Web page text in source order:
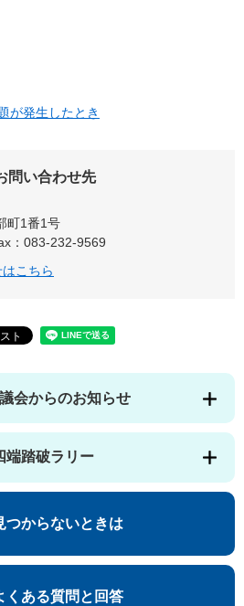
が発生したとき
問い合わせ先
町1番1号
：083-232-9569
こちら
会からのお知らせ
端踏破ラリー
つからないときは
くある質問と回答